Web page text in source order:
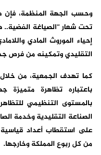
وحسب الجهة المنظمة، فإن
تحت شعار “الصياغة الفضية..
إحياء الموروث المادي
التقليدي وتمكينه من فرص
كما تهدف الجمعية، من
باعتباره تظاهرة متميزة
بالمستوى التنظيمي
الصناعة التقليدية وخدمة
على استقطاب أعداد قياسية
من كل ربوع المملكة وخارجها.